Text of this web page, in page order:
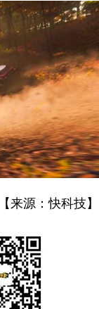
【来源：快科技】